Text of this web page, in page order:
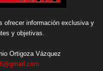
ofrecer información exclusiva y
y objetivas.
Ortigoza Vázquez